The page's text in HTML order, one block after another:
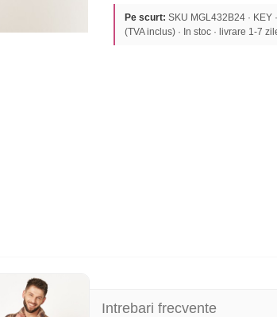
Pe scurt: SKU MGL432B24 · KEY
(TVA inclus) · In stoc · livrare 1-7
Intrebari frecvente